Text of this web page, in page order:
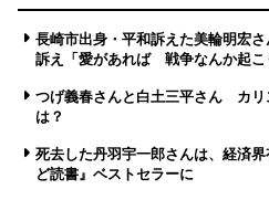
長崎市出身・平和訴えた美輪明宏
訴え「愛があれば 戦争なんか起こ
つげ義春さんと白土三平さん カリ
は？
死去した丹羽宇一郎さんは、経済
ど読書』ベストセラーに